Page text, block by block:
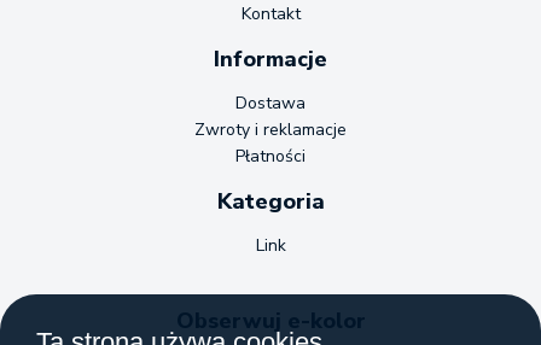
Kontakt
Informacje
Dostawa
Zwroty i reklamacje
Płatności
Kategoria
Link
Obserwuj e-kolor